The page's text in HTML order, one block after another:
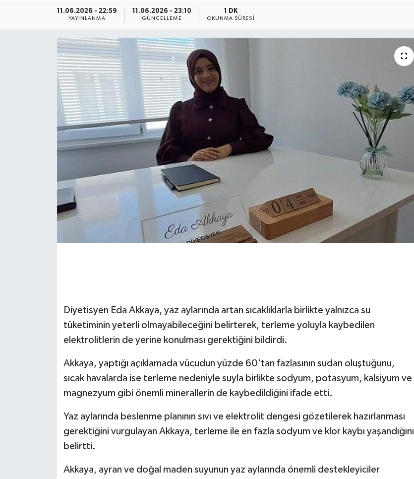
11.06.2026 - 22:59
YAYINLANMA
11.06.2026 - 23:10
GÜNCELLEME
1 DK
OKUNMA SÜRESI
Diyetisyen Eda Akkaya, yaz aylarında artan sıcaklıklarla birlikte yalnızca su
tüketiminin yeterli olmayabileceğini belirterek, terleme yoluyla kaybedilen
elektrolitlerin de yerine konulması gerektiğini bildirdi.
Akkaya, yaptığı açıklamada vücudun yüzde 60'tan fazlasının sudan oluştuğunu,
sıcak havalarda ise terleme nedeniyle suyla birlikte sodyum, potasyum, kalsiyum ve
magnezyum gibi önemli minerallerin de kaybedildiğini ifade etti.
Yaz aylarında beslenme planının sıvı ve elektrolit dengesi gözetilerek hazırlanması
gerektiğini vurgulayan Akkaya, terleme ile en fazla sodyum ve klor kaybı yaşandığını
belirtti.
Akkaya, ayran ve doğal maden suyunun yaz aylarında önemli destekleyiciler
Dış Haberler
EKONOMİ
English News
Gayrimenkul
HABERDE İNSAN
Jandarma
KÜLTÜR SANAT
MAGAZİN